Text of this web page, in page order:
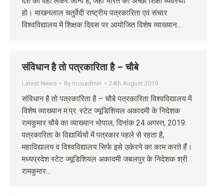
हो। माखनलाल चतुर्वेदी राष्ट्रीय पत्रकारिता एवं संचार
विश्वविद्यालय में शिक्षक दिवस पर आयोजित विशेष व्याख्यान…
संविधान है तो पत्रकारिता है – चौबे
Latest News By mcuadmin 24th August 2019
संविधान है तो पत्रकारिता है – चौबे पत्रकारिता विश्वविद्यालय में
विशेष व्याख्यान म.प्र. स्टेट ज्यूडिशियल अकादमी के निदेशक
रामकुमार चौबे का व्याख्यान भोपाल, दिनांक 24 अगस्‍त, 2019:
पत्रकारिता के विद्यार्थियों में पत्रकार पहले से रहता है,
महाविद्यालय व विश्वविद्यालय सिर्फ इसे उकेरने का काम करते हैं।
मध्यप्रदेश स्टेट ज्यूडिशियल अकादमी जबलपुर के निदेशक श्री
रामकुमार…